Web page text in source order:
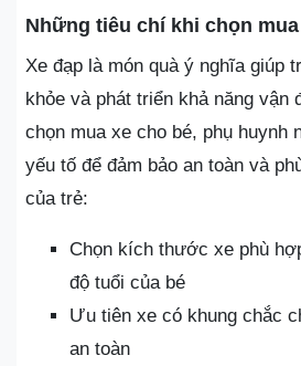
Những tiêu chí khi chọn
Xe đạp là món quà ý nghĩa giúp
khỏe và phát triển khả năng vận
chọn mua xe cho bé, phụ huynh
yếu tố để đảm bảo an toàn và
của trẻ:
Chọn kích thước xe phù
độ tuổi của bé
Ưu tiên xe có khung chắc
an toàn